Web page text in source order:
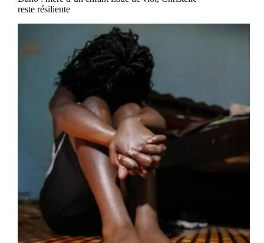
reste résiliente